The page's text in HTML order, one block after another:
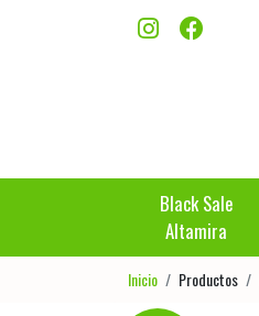
Black Sale
Altamira
Inicio Productos